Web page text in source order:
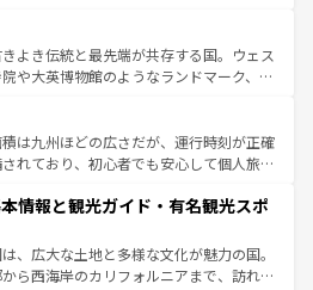
ー畑など、多彩な楽しみ方が可能だ。さ
の地域にも魅力が溢れており、どの街角に
化が息づいている。パリ以外の個性あふ
。
、どこを歩いても飽きることがない。ベ
気、バイエルン州のアルプスの絶景、そ
のワイン畑といった風景は必見。ビール
ぜひ体験してほしい。 なお、新着の
ンテンツ一覧を参照してほしい。
よき伝統と最先端が共存する国。ウェス
や大英博物館のようなランドマーク、歴
魅力がある。また、優雅なアフタヌーン
きにはたまらない英国パブ、サッカー観
らこそできる体験も豊富。イギリスを旅
てほしい。
は九州ほどの広さだが、運行時刻が正確
れており、初心者でも安心して個人旅行
残る町や、スイスならではのユニークな
ルプス観光だけでなく町歩きも満喫する
民の所得が高いため物価も高いが、旅行
提供のサービスもあり、うまく活用すれ
情報と観光ガイド・有名観光スポ
、広大な土地と多様な文化が魅力の国。
ら西海岸のカリフォルニアまで、訪れる